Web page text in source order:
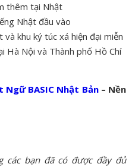
thêm tại Nhật
Nhật đầu vào
khu ký túc xá hiện đại miễn
Hà Nội và Thành phố Hồ Chí
Ngữ BASIC Nhật Bản– Nền
các bạn đã có được đầy đủ